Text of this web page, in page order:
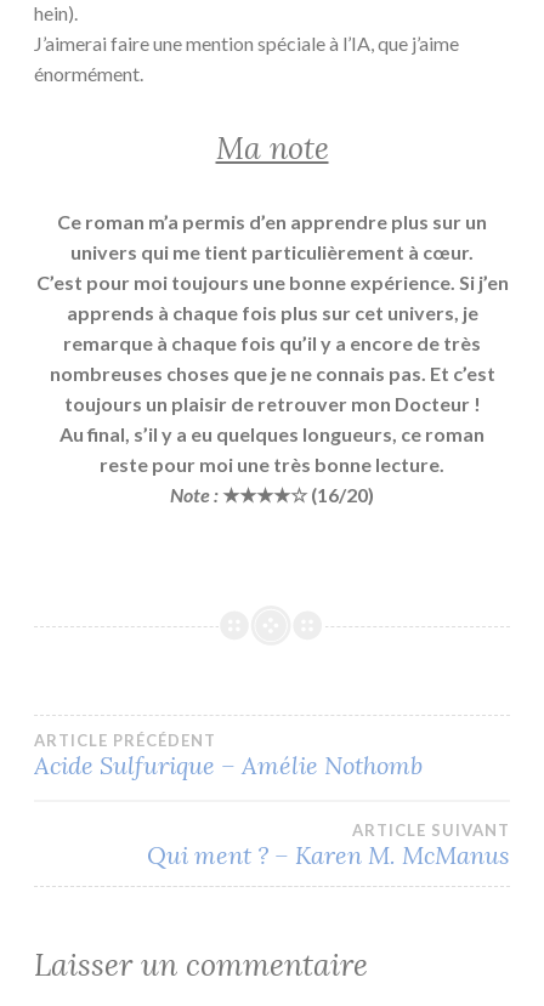
hein).
J’aimerai faire une mention spéciale à l’IA, que j’aime
énormément.
Ma note
Ce roman m’a permis d’en apprendre plus sur un
univers qui me tient particulièrement à cœur.
C’est pour moi toujours une bonne expérience. Si j’en
apprends à chaque fois plus sur cet univers, je
remarque à chaque fois qu’il y a encore de très
nombreuses choses que je ne connais pas. Et c’est
toujours un plaisir de retrouver mon Docteur !
Au final, s’il y a eu quelques longueurs, ce roman
reste pour moi une très bonne lecture.
Note : ★★★★☆ (16/20)
Navigation
l’article
ARTICLE PRÉCÉDENT
Acide Sulfurique – Amélie Nothomb
ARTICLE SUIVANT
Qui ment ? – Karen M. McManus
Laisser un commentaire